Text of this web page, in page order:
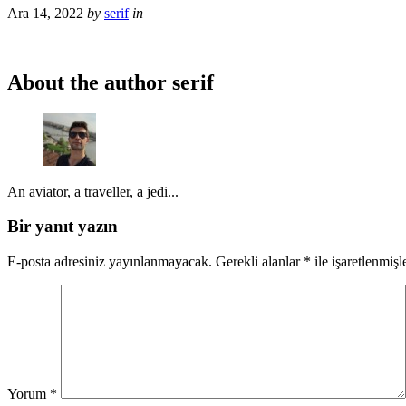
Ara 14, 2022 by serif in
About the author serif
An aviator, a traveller, a jedi...
Bir yanıt yazın
E-posta adresiniz yayınlanmayacak. Gerekli alanlar * ile
Yorum *